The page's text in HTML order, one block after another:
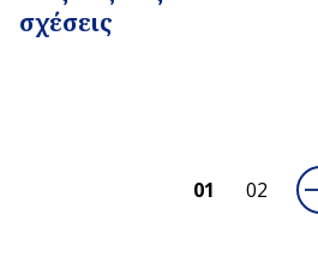
σχέσεις
01 02